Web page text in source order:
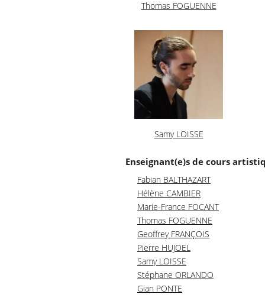
Thomas FOGUENNE
Samy LOISSE
Enseignant(e)s de cours
Fabian BALTHAZART
Hélène CAMBIER
Marie-France FOCANT
Thomas FOGUENNE
Geoffrey FRANÇOIS
Pierre HUJOEL
Samy LOISSE
Stéphane ORLANDO
Gian PONTE